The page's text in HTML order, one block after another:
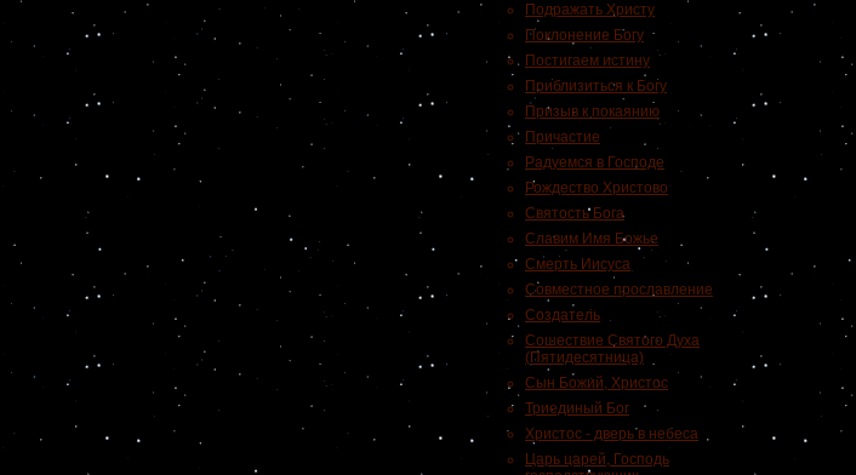
Подражать Христу
Поклонение Богу
Постигаем истину
Приблизиться к Богу
Призыв к покаянию
Причастие
Радуемся в Господе
Рождество Христово
Святость Бога
Славим Имя Божье
Смерть Иисуса
Совместное прославление
Создатель
Сошествие Святого Духа
(Пятидесятница)
Сын Божий, Христос
Триединый Бог
Христос - дверь в небеса
Царь царей, Господь